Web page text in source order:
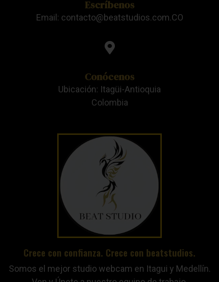
Escríbenos
Email: contacto@beatstudios.com.CO
Conócenos
Ubicación: Itagüi-Antioquia
Colombia
Crece con confianza. Crece con beatstudios.
Somos el mejor studio webcam en Itagui y Medellín.